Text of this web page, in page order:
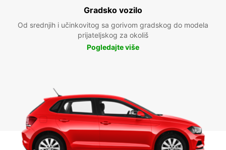
Gradsko vozilo
Od srednjih i učinkovitog sa gorivom gradskog do modela
prijateljskog za okoliš
Pogledajte više